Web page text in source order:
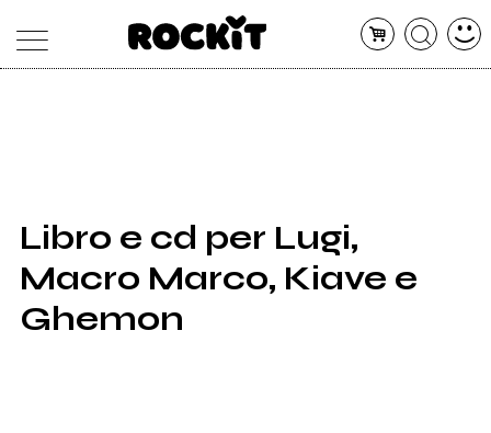
SHOP
RADIO
Libro e cd per Lugi,
Macro Marco, Kiave e
Ghemon